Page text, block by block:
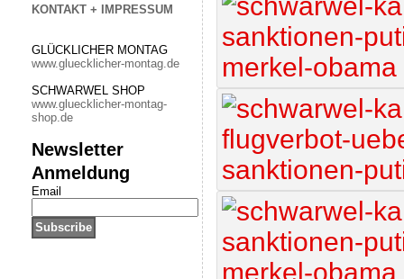
KONTAKT + IMPRESSUM
GLÜCKLICHER MONTAG
www.gluecklicher-montag.de
SCHWARWEL SHOP
www.gluecklicher-montag-
shop.de
Newsletter
Anmeldung
Email